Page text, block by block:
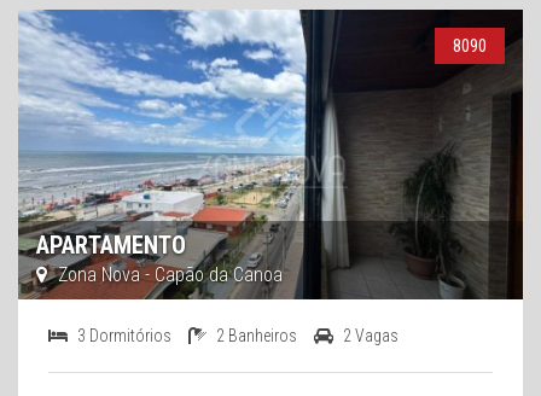
8090
APARTAMENTO
Zona Nova - Capão da Canoa
3 Dormitórios 2 Banheiros 2 Vagas